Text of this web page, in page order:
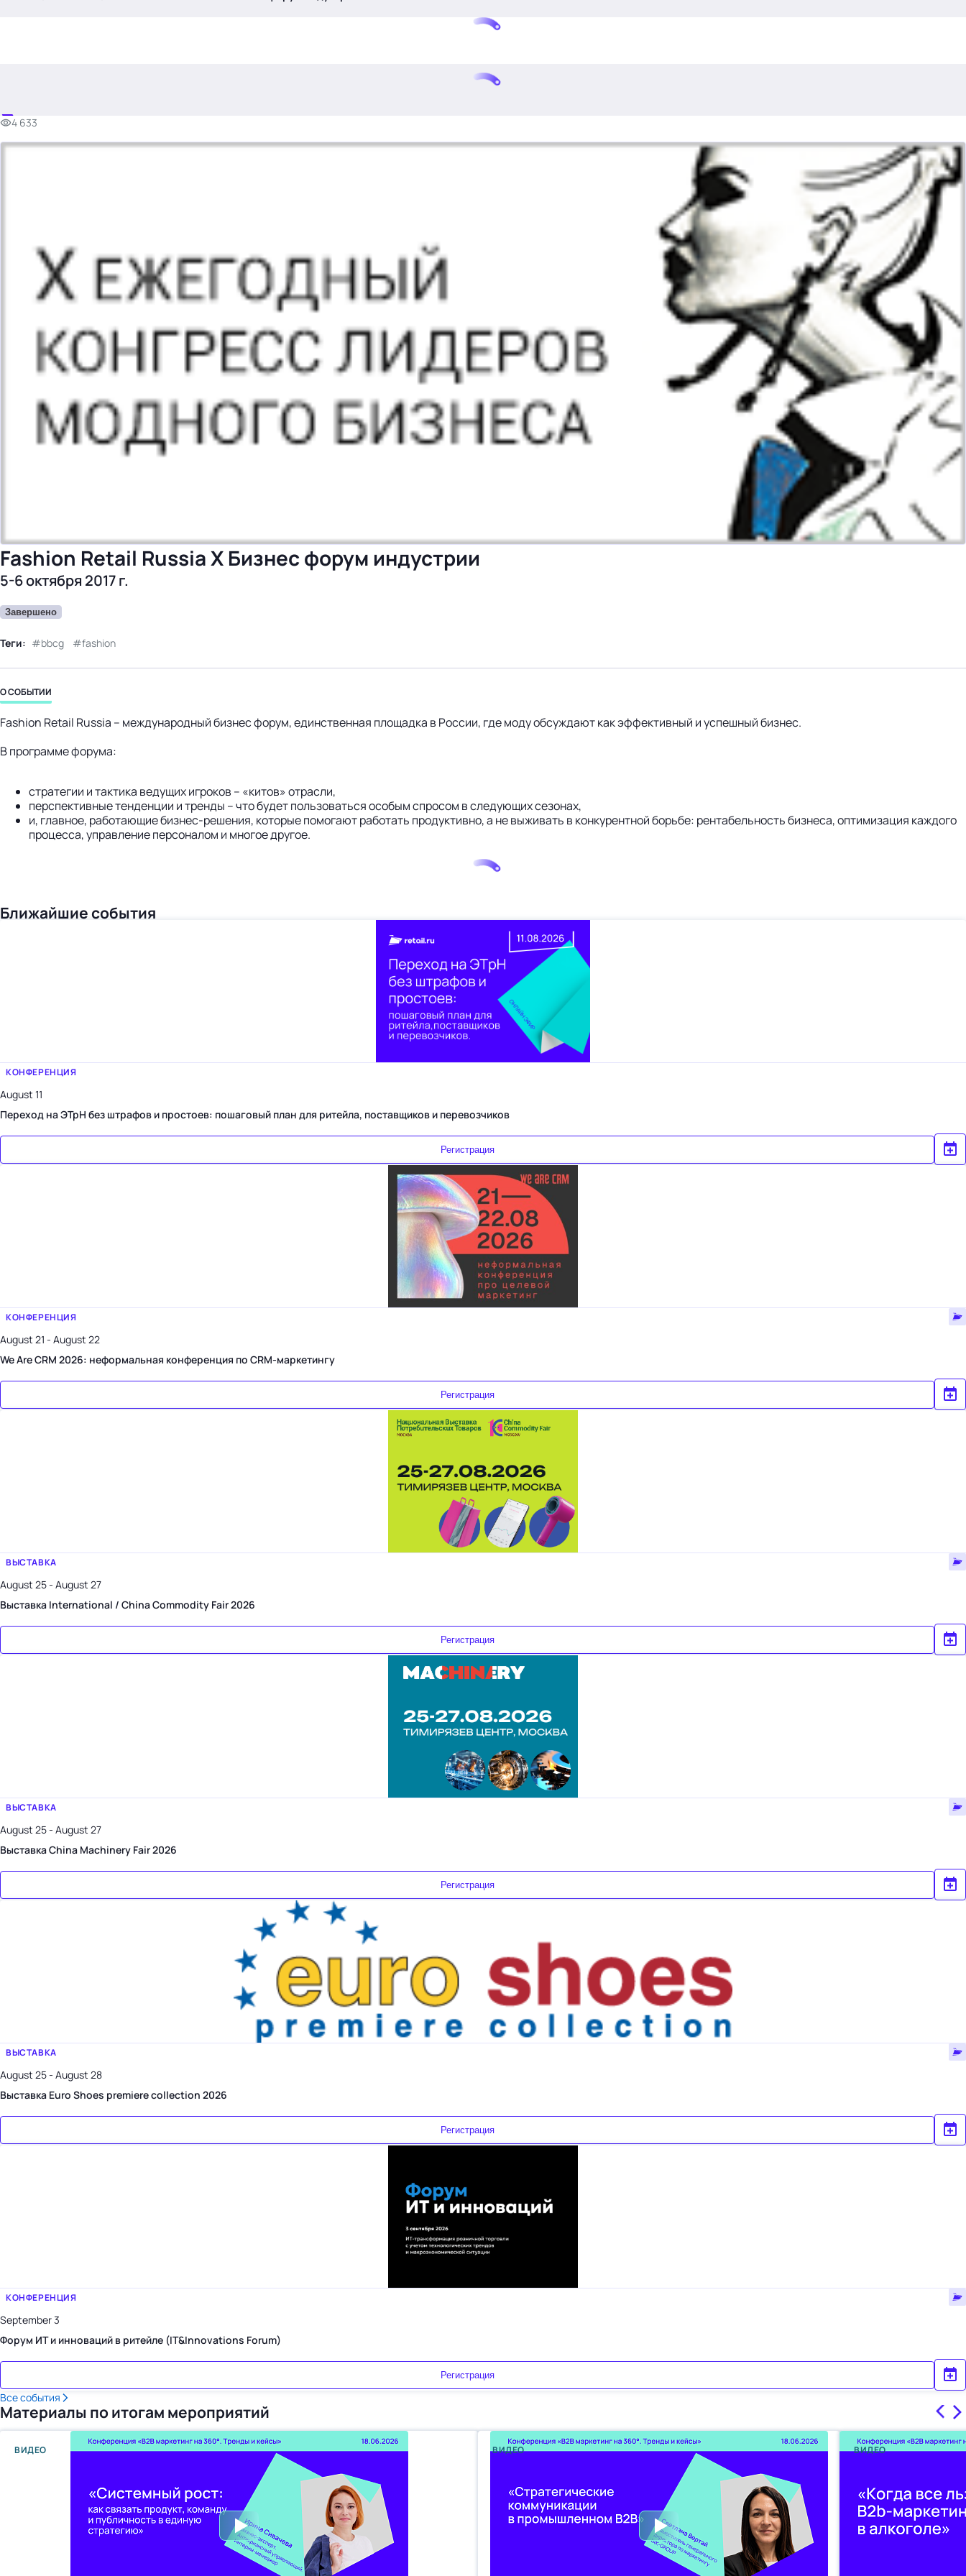
темы
новости
материалы
видео
бизнес-центр
4 633
Fashion Retail Russia X Бизнес форум индустрии
5-6 октября 2017 г.
Завершено
Теги: bbcg fashion
О СОБЫТИИ
Fashion Retail Russia – международный бизнес форум, единственная площадка в России, где моду обсуждают как эффективный и успешный бизнес.
В программе форума:
стратегии и тактика ведущих игроков – «китов» отрасли,
перспективные тенденции и тренды – что будет пользоваться особым спросом в следующих сезонах,
и, главное, работающие бизнес-решения, которые помогают работать продуктивно, а не выживать в конкурентной борьбе: рентабельность бизнеса, оптимизация каждого
процесса, управление персоналом и многое другое.
Ближайшие события
КОНФЕРЕНЦИЯ
August 11
Переход на ЭТрН без штрафов и простоев: пошаговый план для ритейла, поставщиков и перевозчиков
Регистрация
КОНФЕРЕНЦИЯ
August 21 - August 22
We Are CRM 2026: неформальная конференция по CRM-маркетингу
Регистрация
ВЫСТАВКА
August 25 - August 27
Выставка International / China Commodity Fair 2026
Регистрация
ВЫСТАВКА
August 25 - August 27
Выставка China Machinery Fair 2026
Регистрация
ВЫСТАВКА
August 25 - August 28
Выставка Euro Shoes premiere collection 2026
Регистрация
КОНФЕРЕНЦИЯ
September 3
Форум ИТ и инноваций в ритейле (IT&Innovations Forum)
Регистрация
Все события
Материалы по итогам мероприятий
ВИДЕО ВИДЕО ВИДЕО